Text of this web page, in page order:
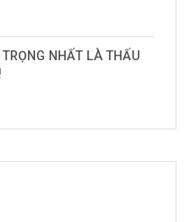
NHẤT LÀ THẤU